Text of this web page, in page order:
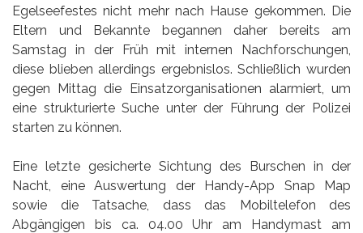
Egelseefestes nicht mehr nach Hause gekommen. Die
Eltern und Bekannte begannen daher bereits am
Samstag in der Früh mit internen Nachforschungen,
diese blieben allerdings ergebnislos. Schließlich wurden
gegen Mittag die Einsatzorganisationen alarmiert, um
eine strukturierte Suche unter der Führung der Polizei
starten zu können.
Eine letzte gesicherte Sichtung des Burschen in der
Nacht, eine Auswertung der Handy-App Snap Map
sowie die Tatsache, dass das Mobiltelefon des
Abgängigen bis ca. 04.00 Uhr am Handymast am